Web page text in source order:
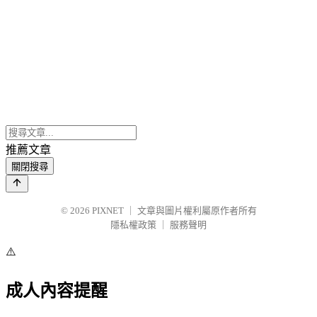
推薦文章
關閉搜尋
© 2026 PIXNET
文章與圖片權利屬原作者所有
隱私權政策
服務聲明
⚠️
成人內容提醒